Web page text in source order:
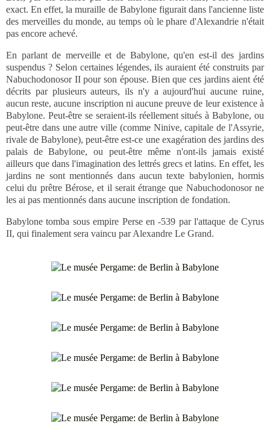
exact. En effet, la muraille de Babylone figurait dans l'ancienne liste
des merveilles du monde, au temps où le phare d'Alexandrie n'était
pas encore achevé.
En parlant de merveille et de Babylone, qu'en est-il des jardins
suspendus ? Selon certaines légendes, ils auraient été construits par
Nabuchodonosor II pour son épouse. Bien que ces jardins aient été
décrits par plusieurs auteurs, ils n'y a aujourd'hui aucune ruine,
aucun reste, aucune inscription ni aucune preuve de leur existence à
Babylone. Peut-être se seraient-ils réellement situés à Babylone, ou
peut-être dans une autre ville (comme Ninive, capitale de l'Assyrie,
rivale de Babylone), peut-être est-ce une exagération des jardins des
palais de Babylone, ou peut-être même n'ont-ils jamais existé
ailleurs que dans l'imagination des lettrés grecs et latins. En effet, les
jardins ne sont mentionnés dans aucun texte babylonien, hormis
celui du prêtre Bérose, et il serait étrange que Nabuchodonosor ne
les ai pas mentionnés dans aucune inscription de fondation.
Babylone tomba sous empire Perse en -539 par l'attaque de Cyrus
II, qui finalement sera vaincu par Alexandre Le Grand.